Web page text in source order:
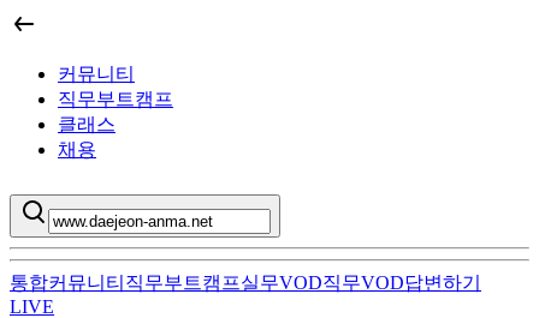
커뮤니티
직무부트캠프
클래스
채용
통합커뮤니티 직무부트캠프실무VOD직무VOD답변하기
LIVE